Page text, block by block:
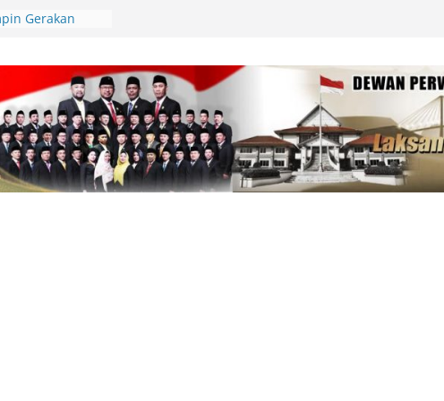
Gerakan
Deby Maryanti
Perubahan
Bagikan
Desa
Berlalu